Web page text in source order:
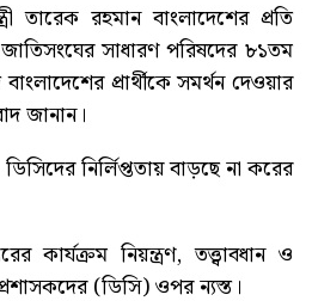
তারেক রহমান বাংলাদেশের প্রতি
সাধারণ পরিষদের ৮১তম
প্রার্থীকে সমর্থন দেওয়ার
জানান।
ডিসিদের নির্লিপ্ততায় বাড়ছে না করের
কার্যক্রম নিয়ন্ত্রণ, তত্ত্বাবধান ও
(ডিসি) ওপর ন্যস্ত।